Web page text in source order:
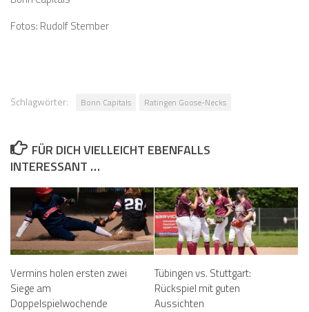
Fotos: Rudolf Stember
Schlagwörter: Bonn Capitals Ratingen Goose-Necks
FÜR DICH VIELLEICHT EBENFALLS
INTERESSANT …
Vermins holen ersten zwei
Siege am
Doppelspielwochende
Tübingen vs. Stuttgart:
Rückspiel mit guten
Aussichten